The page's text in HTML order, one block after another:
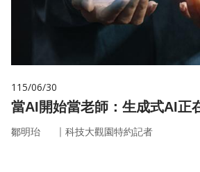
115/06/30
當AI開始當老師：生成式AI正
鄒明珆 ｜ 科技大觀園特約記者